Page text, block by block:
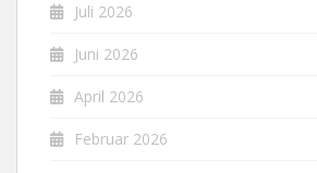
Juli 2026
Juni 2026
April 2026
Februar 2026